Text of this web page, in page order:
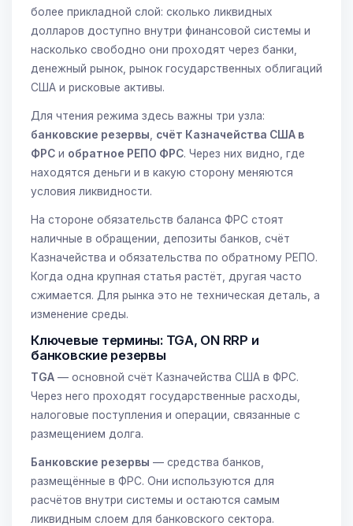
более прикладной слой: сколько ликвидных
долларов доступно внутри финансовой системы и
насколько свободно они проходят через банки,
денежный рынок, рынок государственных облигаций
США и рисковые активы.
Для чтения режима здесь важны три узла:
банковские резервы
счёт Казначейства США в
ФРС и обратное РЕПО ФРС. Через них видно, где
находятся деньги и в какую сторону меняются
условия ликвидности.
На стороне обязательств баланса ФРС стоят
наличные в обращении, депозиты банков, счёт
Казначейства и обязательства по обратному РЕПО.
Когда одна крупная статья растёт, другая часто
сжимается. Для рынка это не техническая деталь, а
изменение среды.
Ключевые термины: TGA, ON RRP и
банковские резервы
TGA — основной счёт Казначейства США в ФРС.
Через него проходят государственные расходы,
налоговые поступления и операции, связанные с
размещением долга.
Банковские резервы — средства банков,
размещённые в ФРС. Они используются для
расчётов внутри системы и остаются самым
ликвидным слоем для банковского сектора.